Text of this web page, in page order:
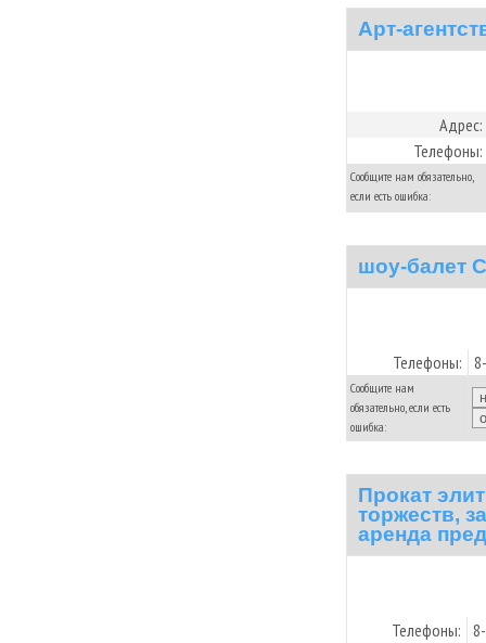
Арт-
Адрес:
Телефоны:
Сообщите нам обязательно,
если есть ошибка:
шоу-балет
Телефоны:
Сообщите нам
обязательно, если есть
ошибка:
Прокат
торжеств,
аренда
Телефоны: